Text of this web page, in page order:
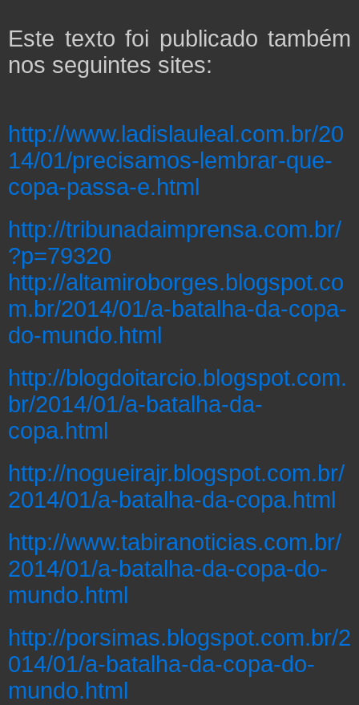
Este texto foi publicado também
nos seguintes sites:
http://www.ladislauleal.com.br/20
14/01/precisamos-lembrar-que-
copa-passa-e.html
http://tribunadaimprensa.com.br/
?p=79320
http://altamiroborges.blogspot.co
m.br/2014/01/a-batalha-da-copa-
do-mundo.html
http://blogdoitarcio.blogspot.com.
br/2014/01/a-batalha-da-
copa.html
http://nogueirajr.blogspot.com.br/
2014/01/a-batalha-da-copa.html
http://www.tabiranoticias.com.br/
2014/01/a-batalha-da-copa-do-
mundo.html
http://porsimas.blogspot.com.br/2
014/01/a-batalha-da-copa-do-
mundo.html